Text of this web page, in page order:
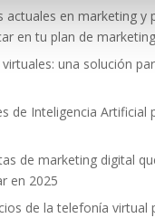
actuales en marketing y
en tu plan de marketing
una solución
de Inteligencia Artificial
de marketing digital
en 2025
de la telefonía virtual